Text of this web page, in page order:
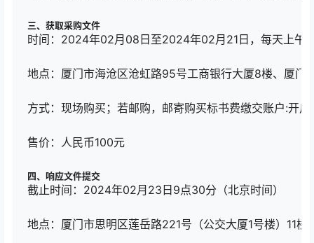
三、获取采购文件
时间：2024年02月08日至2024年02月21日，每天上午
地点：厦门市海沧区沧虹路95号工商银行大厦8楼、厦门
方式：现场购买；若邮购，邮寄购买标书费缴交账户:
售价：人民币100元
四、响应文件提交
截止时间：2024年02月23日9点30分（北京时间）
地点：厦门市思明区莲岳路221号（公交大厦1号楼）11